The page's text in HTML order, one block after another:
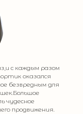
с каждым разом
оказался
безвредным для
чудесное
продвижения.